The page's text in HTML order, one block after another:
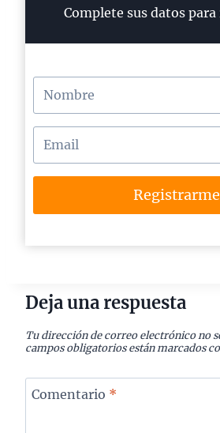
Complete sus datos
Registrarme
Deja una respuesta
Tu dirección de correo electrónico no
campos obligatorios están marcados
Comentario *